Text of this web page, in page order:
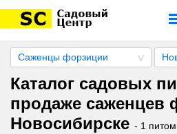
Саженцы форзиции
Каталог садовых
продаже саженцев
Новосибирске - 1